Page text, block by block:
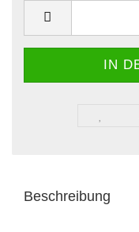
Beschreibung